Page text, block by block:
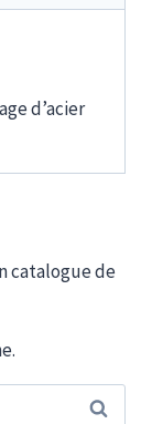
d’acier
catalogue de